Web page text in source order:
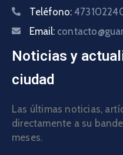
Teléfono:
Email:
Noticias y
ciudad
Las últimas noticias,
directamente a su
meses.